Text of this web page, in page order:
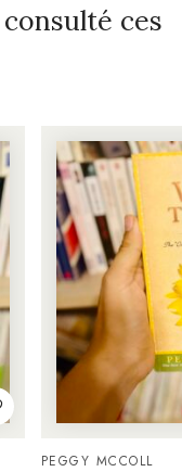
ces
PEGGY MCCOLL